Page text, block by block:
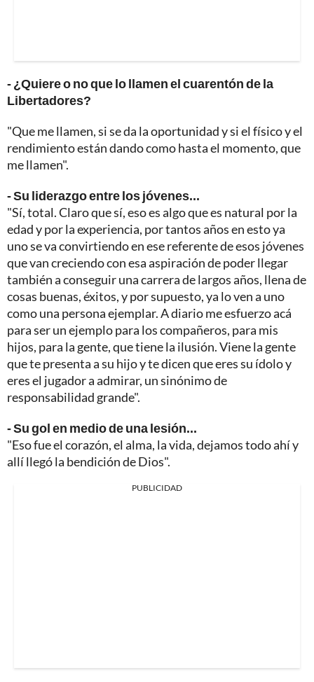
- ¿Quiere o no que lo llamen el cuarentón de la
Libertadores?
"Que me llamen, si se da la oportunidad y si el físico y el
rendimiento están dando como hasta el momento, que
me llamen".
- Su liderazgo entre los jóvenes...
"Sí, total. Claro que sí, eso es algo que es natural por la
edad y por la experiencia, por tantos años en esto ya
uno se va convirtiendo en ese referente de esos jóvenes
que van creciendo con esa aspiración de poder llegar
también a conseguir una carrera de largos años, llena de
cosas buenas, éxitos, y por supuesto, ya lo ven a uno
como una persona ejemplar. A diario me esfuerzo acá
para ser un ejemplo para los compañeros, para mis
hijos, para la gente, que tiene la ilusión. Viene la gente
que te presenta a su hijo y te dicen que eres su ídolo y
eres el jugador a admirar, un sinónimo de
responsabilidad grande".
- Su gol en medio de una lesión...
"Eso fue el corazón, el alma, la vida, dejamos todo ahí y
allí llegó la bendición de Dios".
PUBLICIDAD